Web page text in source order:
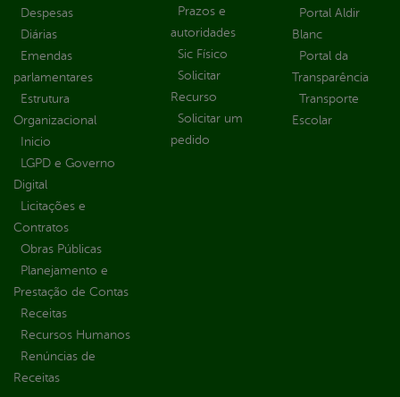
Despesas
Diárias
Emendas
parlamentares
Estrutura
Organizacional
Inicio
LGPD e Governo
Digital
Licitações e
Contratos
Obras Públicas
Planejamento e
Prestação de Contas
Receitas
Recursos Humanos
Renúncias de
Receitas
Prazos e
autoridades
Sic Físico
Solicitar
Recurso
Solicitar um
pedido
Portal Aldir
Blanc
Portal da
Transparência
Transporte
Escolar